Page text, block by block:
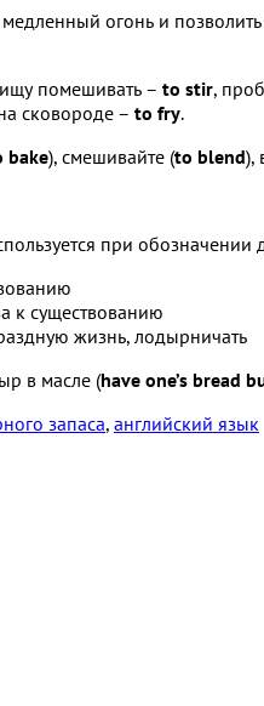
медленный огонь и
помешивать – to stir,
сковороде – to fry.
bake), смешивайте (to blend),
при
к существованию
жизнь, лодырничать
в масле (have one’s bread
запаса, английский язык